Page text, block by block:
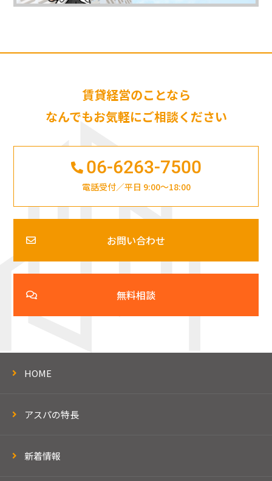
賃貸経営のことなら
なんでもお気軽にご相談ください
06-6263-7500
電話受付／平日 9:00～18:00
お問い合わせ
無料相談
HOME
アスパの特長
新着情報